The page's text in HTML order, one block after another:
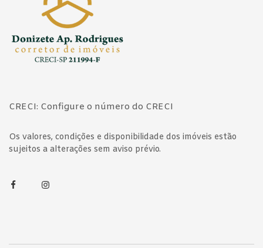
CRECI: Configure o número do CRECI
Os valores, condições e disponibilidade dos imóveis estão
sujeitos a alterações sem aviso prévio.
FacebookInstagram